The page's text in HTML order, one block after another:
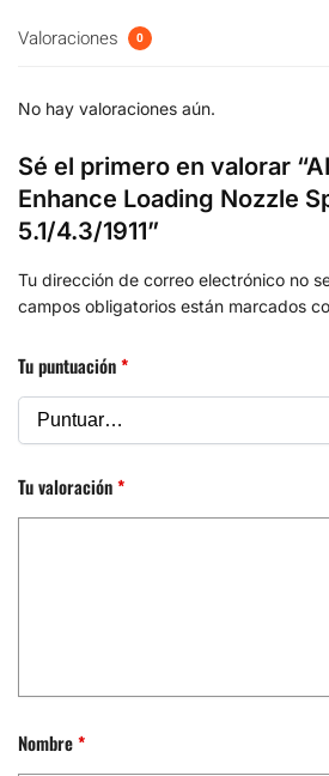
Valoraciones 0
No hay valoraciones aún.
Sé el primero en valorar
Enhance Loading Nozzle
5.1/4.3/1911”
Tu dirección de correo electrónico no
campos obligatorios están marcados
Tu puntuación*
Tu valoración*
Nombre*